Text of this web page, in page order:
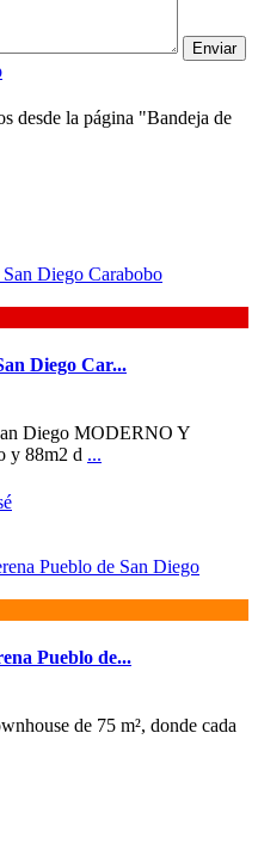
desde la página "Bandeja de
Diego Car...
Diego MODERNO Y
y 88m2 d ...
Pueblo de...
de 75 m², donde cada